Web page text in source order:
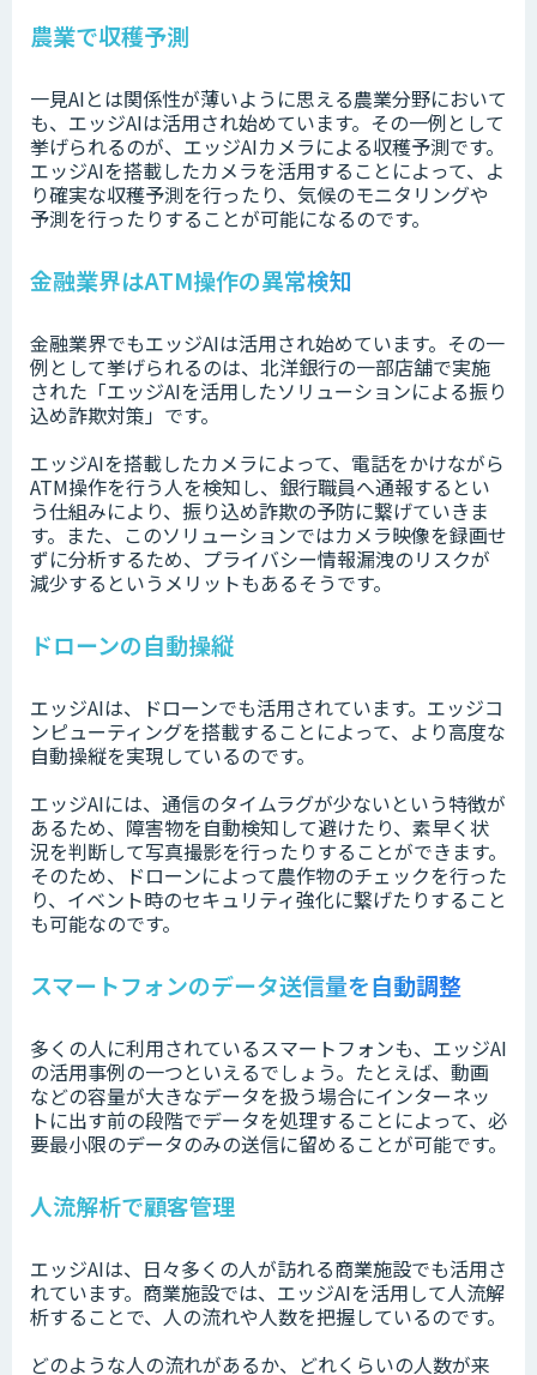
農業で収穫予測
一見AIとは関係性が薄いように思える農業分野において
も、エッジAIは活用され始めています。その一例として
挙げられるのが、エッジAIカメラによる収穫予測です。
エッジAIを搭載したカメラを活用することによって、よ
り確実な収穫予測を行ったり、気候のモニタリングや
予測を行ったりすることが可能になるのです。
金融業界はATM操作の異常検知
金融業界でもエッジAIは活用され始めています。その一
例として挙げられるのは、北洋銀行の一部店舗で実施
された「エッジAIを活用したソリューションによる振り
込め詐欺対策」です。
エッジAIを搭載したカメラによって、電話をかけながら
ATM操作を行う人を検知し、銀行職員へ通報するとい
う仕組みにより、振り込め詐欺の予防に繋げていきま
す。また、このソリューションではカメラ映像を録画せ
ずに分析するため、プライバシー情報漏洩のリスクが
減少するというメリットもあるそうです。
ドローンの自動操縦
エッジAIは、ドローンでも活用されています。エッジコ
ンピューティングを搭載することによって、より高度な
自動操縦を実現しているのです。
エッジAIには、通信のタイムラグが少ないという特徴が
あるため、障害物を自動検知して避けたり、素早く状
況を判断して写真撮影を行ったりすることができます。
そのため、ドローンによって農作物のチェックを行った
り、イベント時のセキュリティ強化に繋げたりすること
も可能なのです。
スマートフォンのデータ送信量を自動調整
多くの人に利用されているスマートフォンも、エッジAI
の活用事例の一つといえるでしょう。たとえば、動画
などの容量が大きなデータを扱う場合にインターネッ
トに出す前の段階でデータを処理することによって、必
要最小限のデータのみの送信に留めることが可能です。
人流解析で顧客管理
エッジAIは、日々多くの人が訪れる商業施設でも活用さ
れています。商業施設では、エッジAIを活用して人流解
析することで、人の流れや人数を把握しているのです。
どのような人の流れがあるか、どれくらいの人数が来